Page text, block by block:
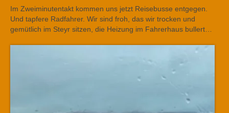
Im Zweiminutentakt kommen uns jetzt Reisebusse entgegen.
Und tapfere Radfahrer. Wir sind froh, das wir trocken und
gemütlich im Steyr sitzen, die Heizung im Fahrerhaus bullert…